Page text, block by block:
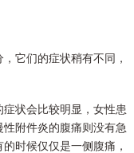
它们的症状稍有不同，
状会比较明显，女性患
附件炎的腹痛则没有急
时候仅仅是一侧腹痛，